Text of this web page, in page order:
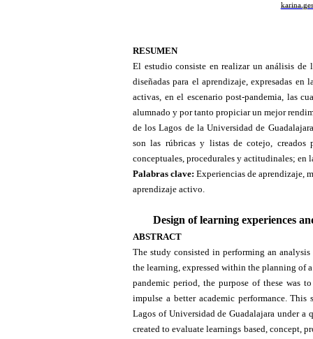
RESUMEN
El estudio consiste en realizar un análisis de
diseñadas para el aprendizaje, expresadas
activas, en el escenario post-pandemia, las
alumnado y por tanto propiciar un mejor
de los Lagos de la Universidad de
son las rúbricas y listas de cotejo, creados
conceptuales, procedurales y actitudinales; en
Palabras clave: Experiencias de aprendizaje,
aprendizaje activo.
Design of learning experiences
ABSTRACT
The study consisted in performing an
the learning, expressed within the planning of
pandemic period, the purpose of these was
impulse a better academic performance.
Lagos of Universidad de Guadalajara under
created to evaluate learnings based, concept,